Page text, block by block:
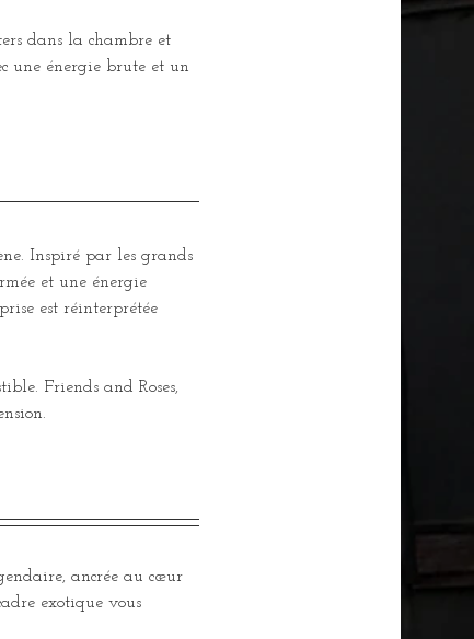
dans la chambre et
une énergie brute et un
Inspiré par les grands
et une énergie
est réinterprétée
Friends and Roses,
ancrée au cœur
exotique vous